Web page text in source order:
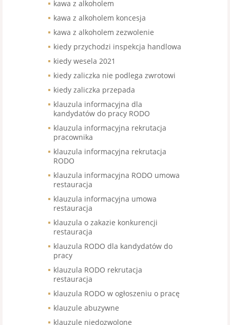
kawa z alkoholem
kawa z alkoholem koncesja
kawa z alkoholem zezwolenie
kiedy przychodzi inspekcja handlowa
kiedy wesela 2021
kiedy zaliczka nie podlega zwrotowi
kiedy zaliczka przepada
klauzula informacyjna dla
kandydatów do pracy RODO
klauzula informacyjna rekrutacja
pracownika
klauzula informacyjna rekrutacja
RODO
klauzula informacyjna RODO umowa
restauracja
klauzula informacyjna umowa
restauracja
klauzula o zakazie konkurencji
restauracja
klauzula RODO dla kandydatów do
pracy
klauzula RODO rekrutacja
restauracja
klauzula RODO w ogłoszeniu o pracę
klauzule abuzywne
klauzulę niedozwolone